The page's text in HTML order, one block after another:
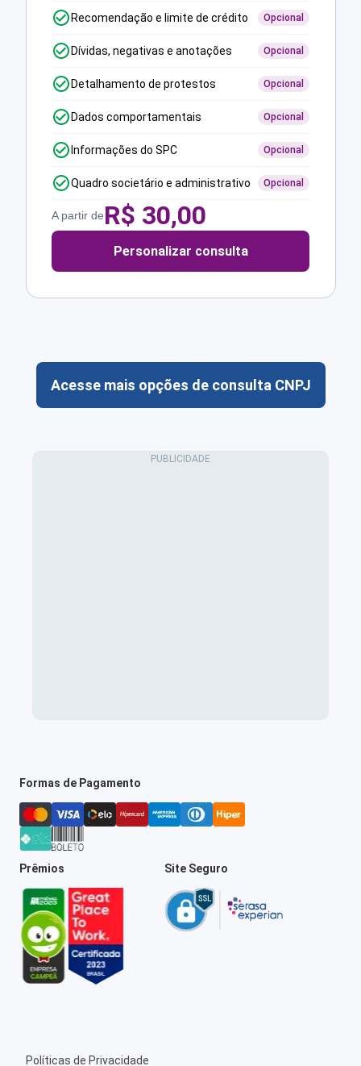
Recomendação e limite de crédito Opcional
Dívidas, negativas e anotações Opcional
Detalhamento de protestos Opcional
Dados comportamentais Opcional
Informações do SPC Opcional
Quadro societário e administrativo Opcional
A partir deR$ 30,00
Personalizar consulta
Acesse mais opções de consulta CNPJ
Formas de Pagamento
Prêmios Site Seguro
Políticas de Privacidade